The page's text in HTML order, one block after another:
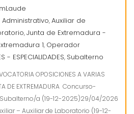
Administrativo,Auxiliar de
,Junta de Extremadura -
1, Operador
- ESPECIALIDADES, Subalterno
OPOSICIONES A VARIAS
DE EXTREMADURA Concurso-
a (19-12-2025)29/04/2026
– Auxiliar de Laboratorio (19-12-